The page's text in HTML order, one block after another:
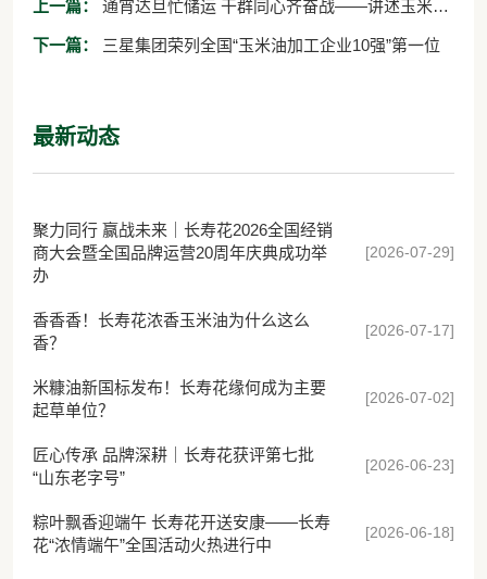
上一篇：
业储运科员工们加班加点奋战一线的日子
下一篇： 三星集团荣列全国“玉米油加工企业10强”第一位
最新动态
聚力同行 赢战未来｜长寿花2026全国经销
商大会暨全国品牌运营20周年庆典成功举
办
[2026-07-29]
香香香！长寿花浓香玉米油为什么这么
香？
[2026-07-17]
米糠油新国标发布！长寿花缘何成为主要
起草单位？
[2026-07-02]
匠心传承 品牌深耕｜长寿花获评第七批
“山东老字号”
[2026-06-23]
粽叶飘香迎端午 长寿花开送安康——长寿
花“浓情端午”全国活动火热进行中
[2026-06-18]